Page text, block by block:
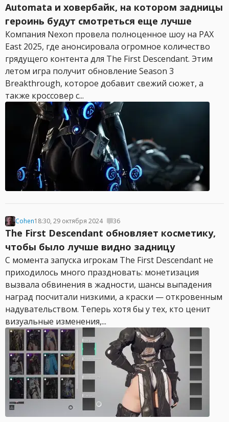
Automata и ховербайк, на котором задницы
героинь будут смотреться еще лучше
Компания Nexon провела полноценное шоу на PAX
East 2025, где анонсировала огромное количество
грядущего контента для The First Descendant. Этим
летом игра получит обновление Season 3
Breakthrough, которое добавит свежий сюжет, а
также кроссовер с...
Cohen18:30, 29 октября 2024 36
The First Descendant обновляет косметику,
чтобы было лучше видно задницу
С момента запуска игрокам The First Descendant не
приходилось много праздновать: монетизация
вызвала обвинения в жадности, шансы выпадения
наград посчитали низкими, а краски — откровенным
надувательством. Теперь хотя бы у тех, кто ценит
визуальные изменения,...